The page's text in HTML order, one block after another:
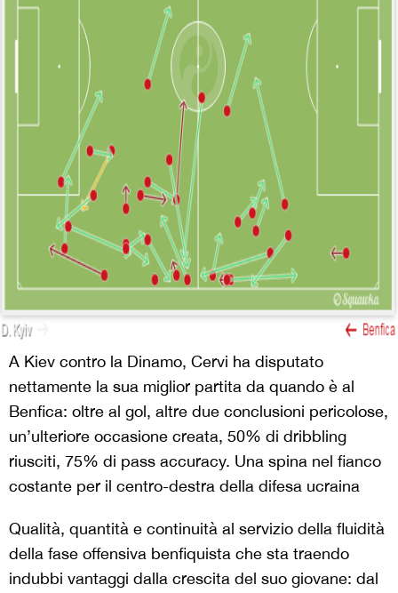
A Kiev contro la Dinamo, Cervi ha disputato
nettamente la sua miglior partita da quando è al
Benfica: oltre al gol, altre due conclusioni pericolose,
un’ulteriore occasione creata, 50% di dribbling
riusciti, 75% di pass accuracy. Una spina nel fianco
costante per il centro-destra della difesa ucraina
Qualità, quantità e continuità al servizio della fluidità
della fase offensiva benfiquista che sta traendo
indubbi vantaggi dalla crescita del suo giovane: dal